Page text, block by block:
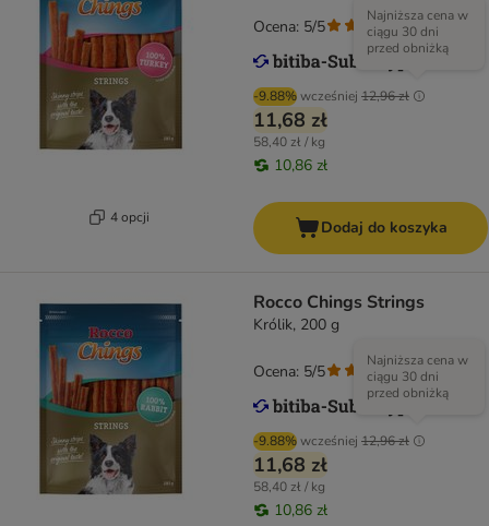
4 opcji
-9.88%wcześniej 12,96 zł
Najniższa cena w
ciągu 30 dni
przed obniżką
11,68 zł
58,40 zł / kg
10,86 zł
Ocena: 5/5 ( 2)
Dodaj do koszyka
Rocco Chings Strings
Królik, 200 g
-9.88%wcześniej 12,96 zł
Najniższa cena w
ciągu 30 dni
przed obniżką
11,68 zł
58,40 zł / kg
10,86 zł
Ocena: 5/5 ( 2)